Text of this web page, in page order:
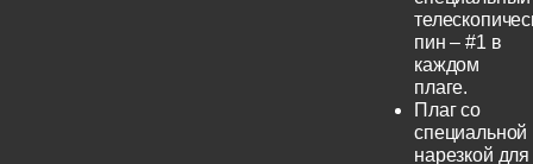
пин – #1 в
каждом
плаге.
Плаг со
специальной
нарезкой для